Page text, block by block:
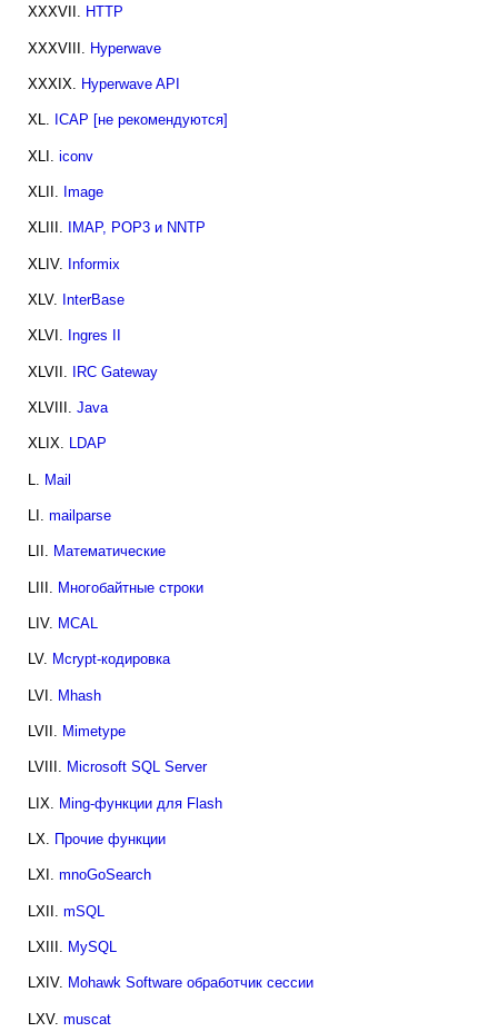
XXXVII. HTTP
XXXVIII. Hyperwave
XXXIX. Hyperwave API
XL. ICAP [не рекомендуются]
XLI. iconv
XLII. Image
XLIII. IMAP, POP3 и NNTP
XLIV. Informix
XLV. InterBase
XLVI. Ingres II
XLVII. IRC Gateway
XLVIII. Java
XLIX. LDAP
L. Mail
LI. mailparse
LII. Математические
LIII. Многобайтные строки
LIV. MCAL
LV. Mcrypt-кодировка
LVI. Mhash
LVII. Mimetype
LVIII. Microsoft SQL Server
LIX. Ming-функции для Flash
LX. Прочие функции
LXI. mnoGoSearch
LXII. mSQL
LXIII. MySQL
LXIV. Mohawk Software обработчик сессии
LXV. muscat